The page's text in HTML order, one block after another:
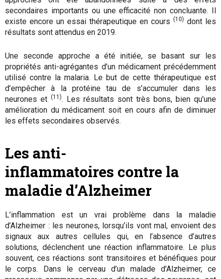
secondaires importants ou une efficacité non concluante. Il
existe encore un essai thérapeutique en cours (10) dont les
résultats sont attendus en 2019.
Une seconde approche a été initiée, se basant sur les
propriétés anti-agrégantes d’un médicament précédemment
utilisé contre la malaria. Le but de cette thérapeutique est
d’empêcher à la protéine tau de s’accumuler dans les
neurones et (11). Les résultats sont très bons, bien qu’une
amélioration du médicament soit en cours afin de diminuer
les effets secondaires observés.
Les anti-
inflammatoires contre la
maladie d’Alzheimer
L’inflammation est un vrai problème dans la maladie
d’Alzheimer : les neurones, lorsqu’ils vont mal, envoient des
signaux aux autres cellules qui, en l’absence d’autres
solutions, déclenchent une réaction inflammatoire. Le plus
souvent, ces réactions sont transitoires et bénéfiques pour
le corps. Dans le cerveau d’un malade d’Alzheimer, ce